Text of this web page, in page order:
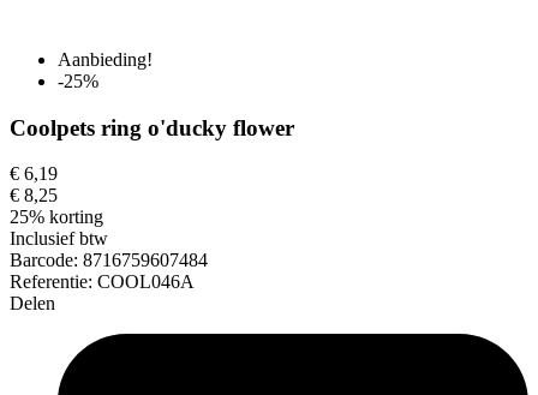
Aanbieding!
-25%
Coolpets ring o'ducky flower
€ 6,19
€ 8,25
25% korting
Inclusief btw
Barcode: 8716759607484
Referentie: COOL046A
Delen